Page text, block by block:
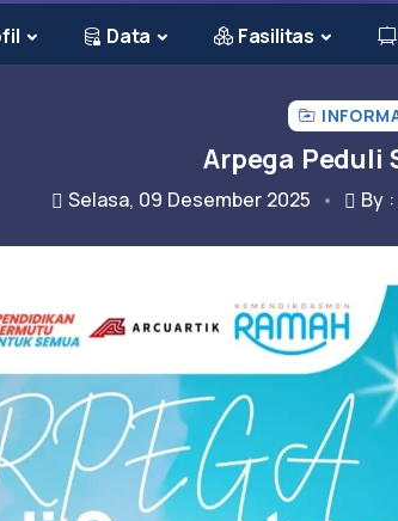
Data Fasilitas
Arpega Peduli
Selasa, 09 Desember 2025 By